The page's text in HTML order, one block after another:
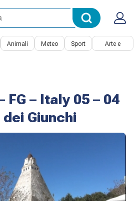
Animali Meteo Sport Arte e
FG – Italy 05 – 04
Giunchi